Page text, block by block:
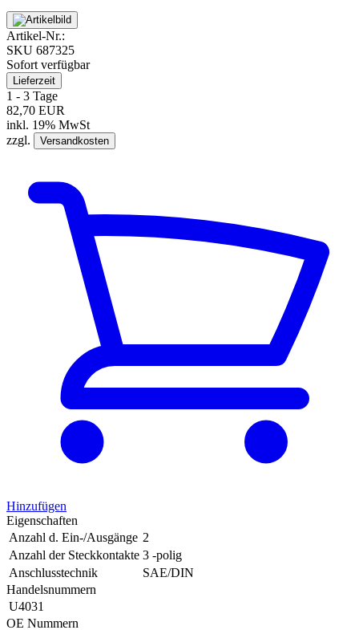
Artikel-Nr.:
SKU 687325
Sofort verfügbar
Lieferzeit
1 - 3 Tage
82,70 EUR
inkl. 19% MwSt
zzgl.
Versandkosten
Hinzufügen
Eigenschaften
Anzahl d. Ein-/Ausgänge 2
Anzahl der Steckkontakte 3 -polig
Anschlusstechnik
SAE/DIN
Handelsnummern
U4031
OE Nummern